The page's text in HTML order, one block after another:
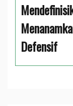
Defensif